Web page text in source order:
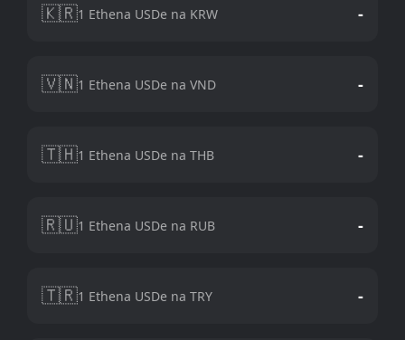
🇰🇷1 Ethena USDe na KRW -
🇻🇳1 Ethena USDe na VND -
🇹🇭1 Ethena USDe na THB -
🇷🇺1 Ethena USDe na RUB -
🇹🇷1 Ethena USDe na TRY -